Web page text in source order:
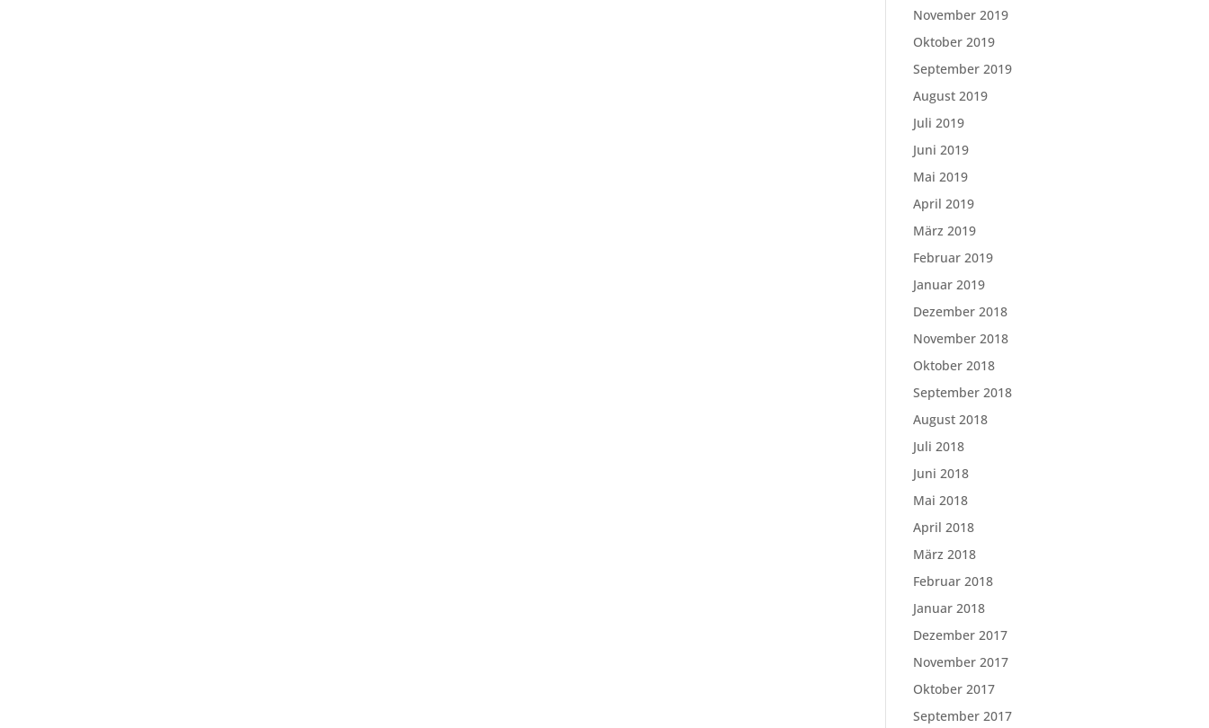
November 2019
Oktober 2019
September 2019
August 2019
Juli 2019
Juni 2019
Mai 2019
April 2019
März 2019
Februar 2019
Januar 2019
Dezember 2018
November 2018
Oktober 2018
September 2018
August 2018
Juli 2018
Juni 2018
Mai 2018
April 2018
März 2018
Februar 2018
Januar 2018
Dezember 2017
November 2017
Oktober 2017
September 2017